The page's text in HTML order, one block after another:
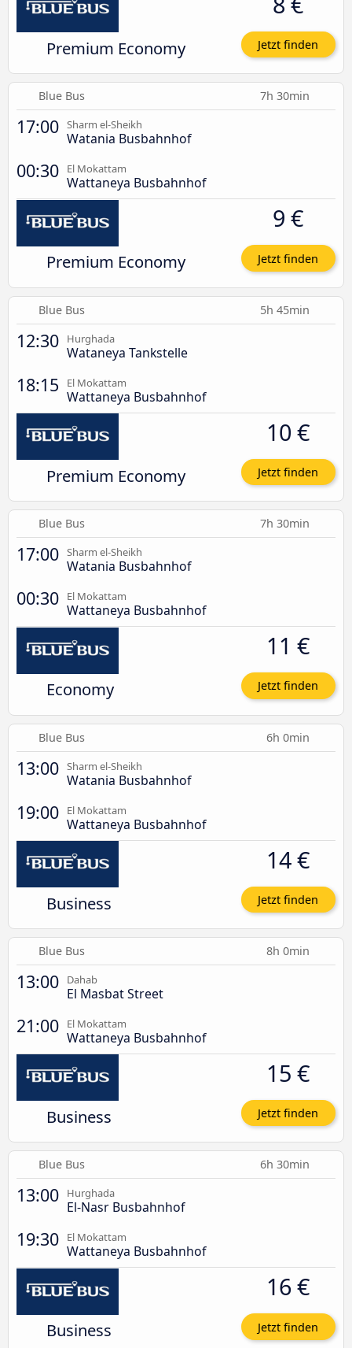
Premium Economy Jetzt finden
Blue Bus 7h 30min
17:00 Sharm el-Sheikh
Watania Busbahnhof
00:30 El Mokattam
Wattaneya Busbahnhof
Premium Economy
9 €
Jetzt finden
Blue Bus 5h 45min
12:30 Hurghada
Wataneya Tankstelle
18:15 El Mokattam
Wattaneya Busbahnhof
Premium Economy
10 €
Jetzt finden
Blue Bus 7h 30min
17:00 Sharm el-Sheikh
Watania Busbahnhof
00:30 El Mokattam
Wattaneya Busbahnhof
Economy
11 €
Jetzt finden
Blue Bus 6h 0min
13:00 Sharm el-Sheikh
Watania Busbahnhof
19:00 El Mokattam
Wattaneya Busbahnhof
Business
14 €
Jetzt finden
Blue Bus 8h 0min
13:00 Dahab
El Masbat Street
21:00 El Mokattam
Wattaneya Busbahnhof
Business
15 €
Jetzt finden
Blue Bus 6h 30min
13:00 Hurghada
El-Nasr Busbahnhof
19:30 El Mokattam
Wattaneya Busbahnhof
Business
16 €
Jetzt finden